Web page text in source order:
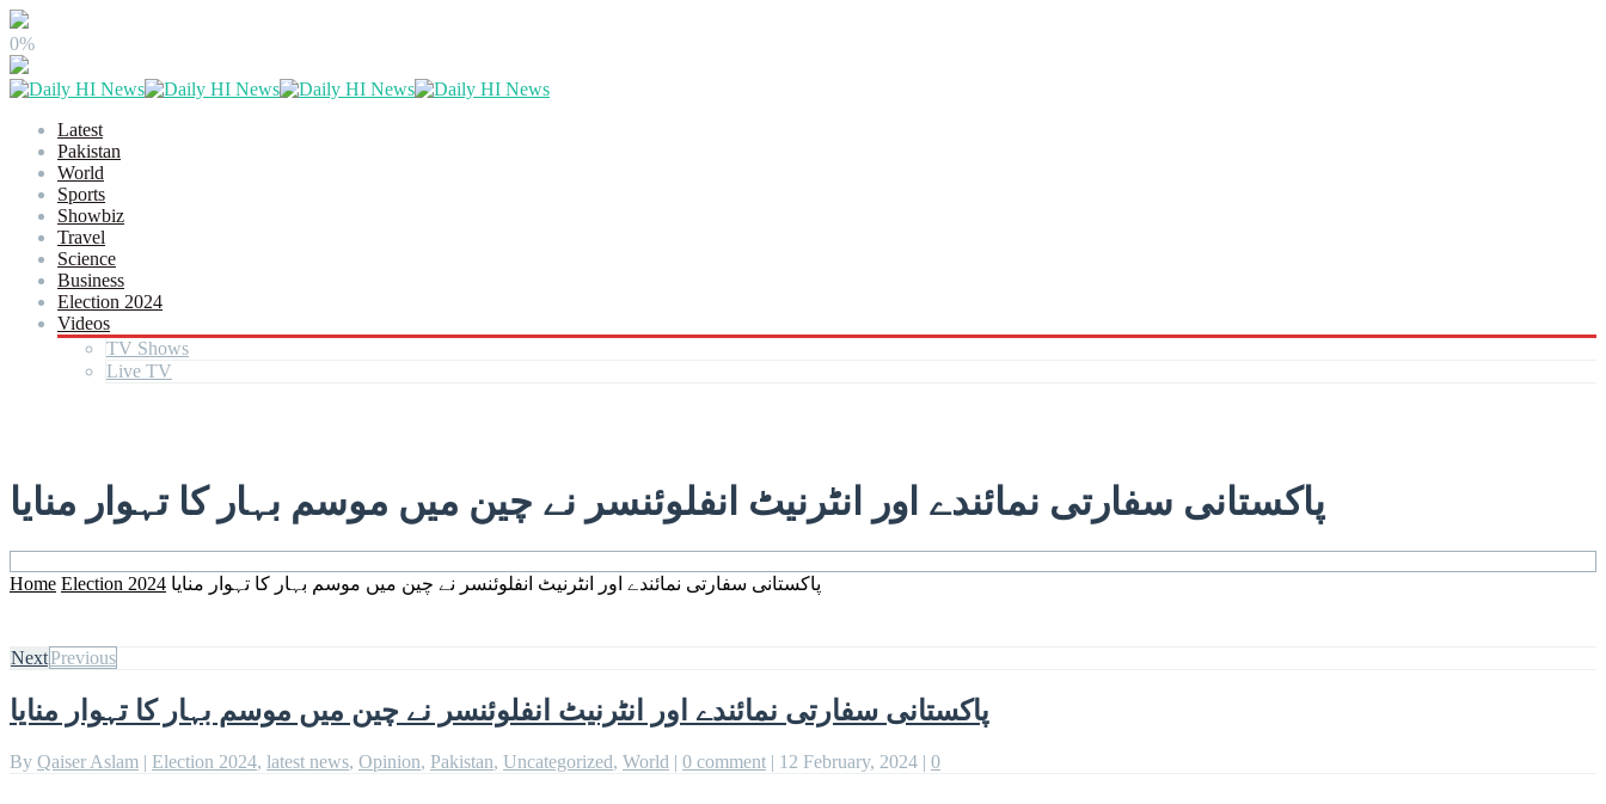
0%
Latest
Pakistan
World
Sports
Showbiz
Travel
Science
Business
Election 2024
Videos
TV Shows
Live TV
پاکستانی سفارتی نمائندے اور انٹرنیٹ انفلوئنسر نے چین میں موسم بہار کا تہوار منایا
Home Election 2024 پاکستانی سفارتی نمائندے اور انٹرنیٹ انفلوئنسر نے چین میں موسم بہار کا تہوار منایا
NextPrevious
پاکستانی سفارتی نمائندے اور انٹرنیٹ انفلوئنسر نے چین میں موسم بہار کا تہوار منایا
By Qaiser Aslam | Election 2024, latest news, Opinion, Pakistan, Uncategorized, World | 0 comment | 12 February, 2024 | 0